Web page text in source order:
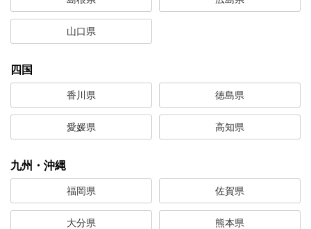
山口県
四国
香川県 徳島県
愛媛県 高知県
九州・沖縄
福岡県 佐賀県
大分県 熊本県